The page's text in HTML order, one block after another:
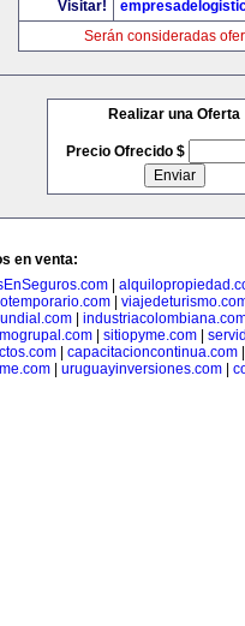
Visitar!
Serán consideradas
Realizar una Oferta
Precio Ofrecido $
en venta:
|
sitiopyme.com
| capacitacioncontinua.com
uruguayinversiones.com